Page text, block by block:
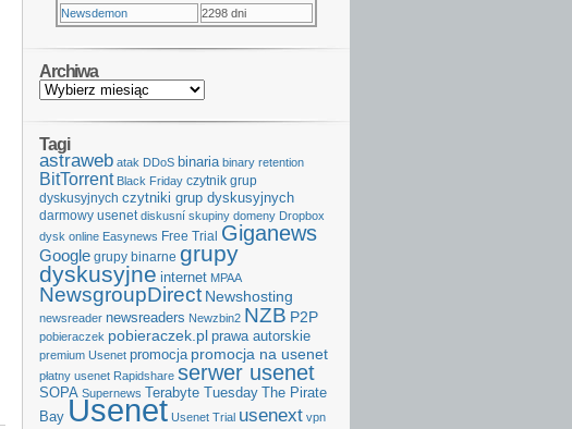
Newsdemon
2298 dni
Archiwa
Tagi
astraweb atak DDoS binaria binary retention
BitTorrent Black Friday czytnik grup
dyskusyjnych czytniki grup dyskusyjnych
darmowy usenet diskusní skupiny domeny Dropbox
dysk online Easynews Free Trial Giganews
Google grupy binarne grupy
dyskusyjne internet MPAA
NewsgroupDirect Newshosting
newsreader newsreaders Newzbin2 NZB P2P
pobieraczek pobieraczek.pl prawa autorskie
premium Usenet promocja promocja na usenet
płatny usenet Rapidshare serwer usenet
SOPA Supernews Terabyte Tuesday The Pirate
Bay Usenet Usenet Trial usenext vpn